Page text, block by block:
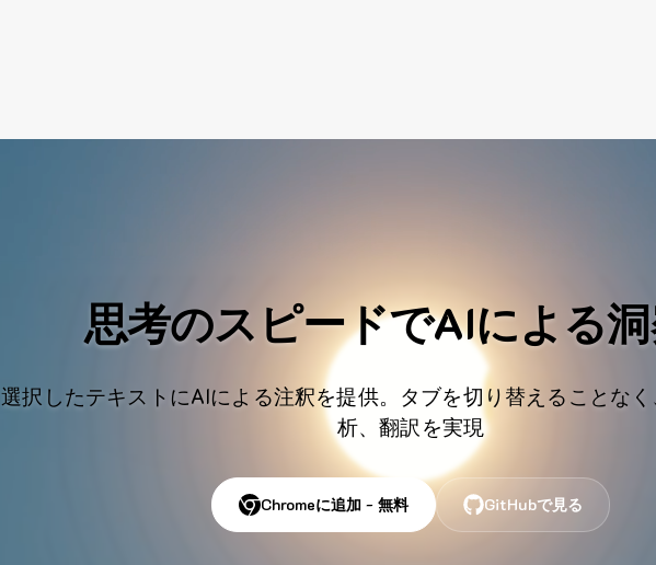
思考のスピードでAIによる
選択したテキストにAIによる注釈を提供。タブを切り替えることな
析、翻訳を実現
Chromeに追加 - 無料 GitHubで見る